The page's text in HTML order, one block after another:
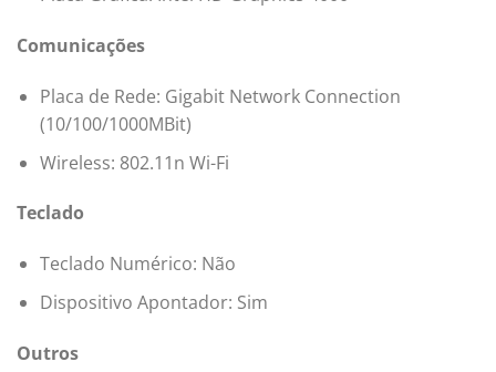
Comunicações
Placa de Rede: Gigabit Network Connection
(10/100/1000MBit)
Wireless: 802.11n Wi-Fi
Teclado
Teclado Numérico: Não
Dispositivo Apontador: Sim
Outros